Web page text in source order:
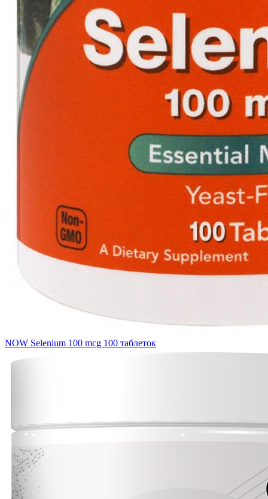
NOW Selenium 100 mcg 100 таблеток